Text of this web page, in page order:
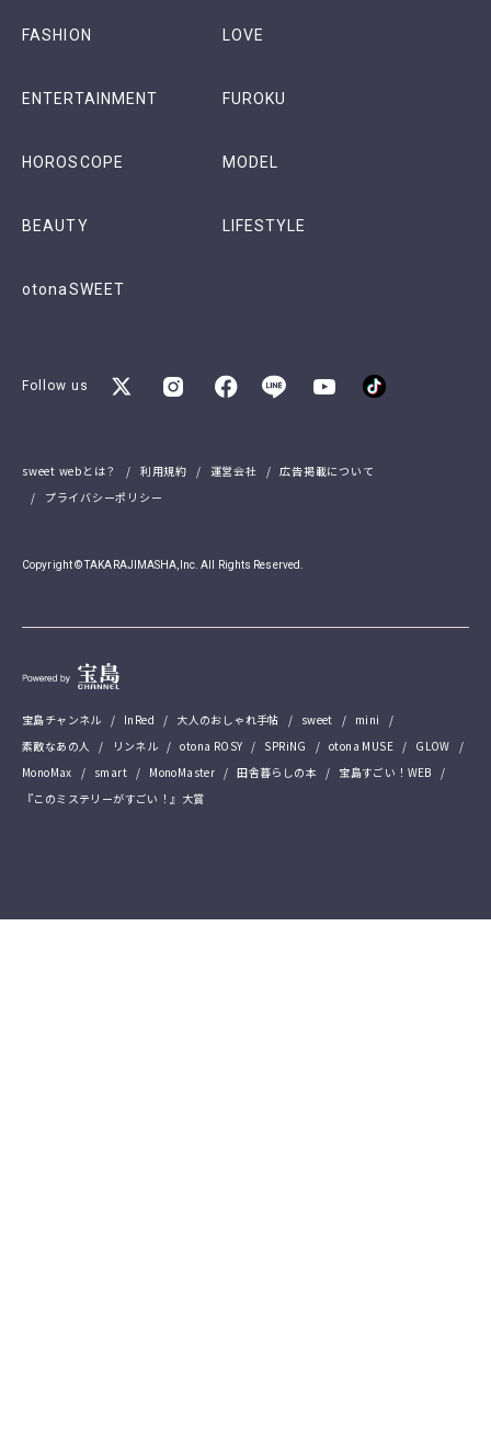
FASHION LOVE
ENTERTAINMENT FUROKU
HOROSCOPE MODEL
BEAUTY LIFESTYLE
otonaSWEET
Follow us
sweet webとは？ 利用規約 運営会社
広告掲載について
プライバシーポリシー
Copyright © TAKARAJIMASHA,Inc. All Rights Reserved.
宝島チャンネル InRed 大人のおしゃれ手帖 sweet
mini
素敵なあの人
リンネル otona ROSY SPRiNG otona MUSE
GLOW
MonoMax
smart MonoMaster 田舎暮らしの本
宝島すごい！WEB
『このミステリーがすごい！』大賞